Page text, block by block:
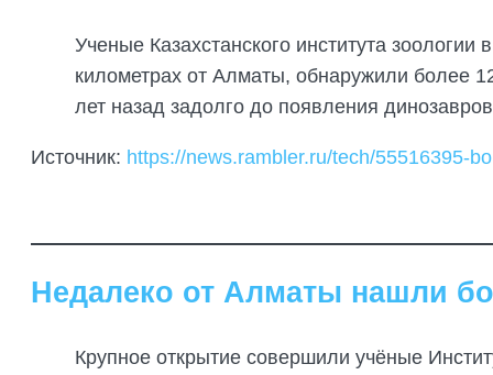
Ученые Казахстанского института
километрах от Алматы, обнаружили более
лет назад задолго до появления
Источник: https://news.rambler.ru/tech/55516395-
Недалеко от Алматы нашли
Крупное открытие совершили учёные